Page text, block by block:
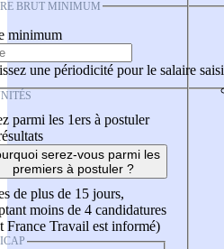
BRUT MINIMUM
minimum
une périodicité pour le salaire saisi
parmi les 1ers à postuler
serez-vous parmi les
premiers à postuler ?
de plus de 15 jours,
moins de 4 candidatures
France Travail est informé)